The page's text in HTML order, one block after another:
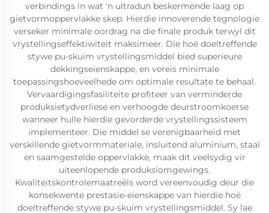
verbindings in wat 'n ultradun beskermende laag op
gietvormoppervlakke skep. Hierdie innoverende tegnologie
verseker minimale oordrag na die finale produk terwyl dit
vrystellingseffektiwiteit maksimeer. Die hoë doeltreffende
stywe pu-skuim vrystellingsmiddel bied superieure
dekkingseienskappe, en vereis minimale
toepassingshoeveelhede om optimale resultate te behaal.
Vervaardigingsfasiliteite profiteer van verminderde
produksietydverliese en verhoogde deurstroomkoerse
wanneer hulle hierdie gevorderde vrystellingssisteem
implementeer. Die middel se verenigbaarheid met
verskillende gietvormmateriale, insluitend aluminium, staal
en saamgestelde oppervlakke, maak dit veelsydig vir
uiteenlopende produksiomgewings.
Kwaliteitskontrolemaatreëls word vereenvoudig deur die
konsekwente prestasie-eienskappe van hierdie hoë
doeltreffende stywe pu-skuim vrystellingsmiddel. Sy lae